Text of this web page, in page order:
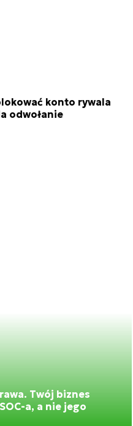
konto rywala
odwołanie
Twój biznes
a, a nie jego